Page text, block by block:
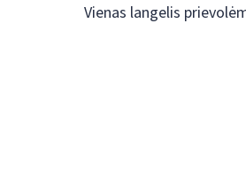
Vienas langelis